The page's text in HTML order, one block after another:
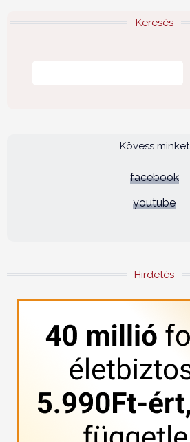
Keresés
Kövess minket
facebook
youtube
Hirdetés